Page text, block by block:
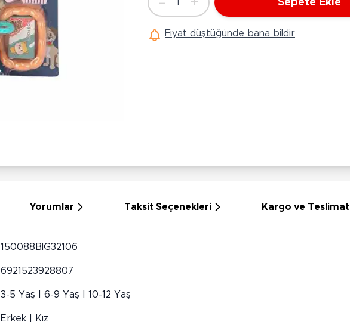
Hobi Oyuncakları
Maketler
Sihirbazlık Setleri
Puzzlelar
Bebek Araç Gereçleri
Ürünleri
Akülü Araçlar
Bin Git Araçlar
Adet
1 Sepete Ekle
Fiyat düştüğünde bana bildir
Yorumlar Taksit Seçenekleri Kargo ve Teslimat
150088BIG32106
6921523928807
3-5 Yaş | 6-9 Yaş | 10-12 Yaş
Erkek | Kız